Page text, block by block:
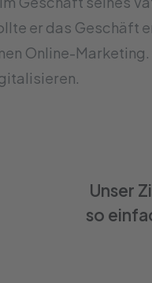
er das Geschäft
Online-Marketing.
Unser
so